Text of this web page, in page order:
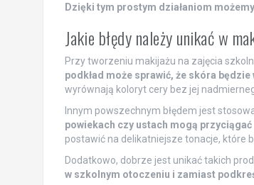
Dzięki tym prostym działaniom
Jakie błędy należy unikać w
Przy tworzeniu makijażu na zajęcia
podkład może sprawić, że skóra
wyrównają koloryt cery bez jej
Innym powszechnym błędem jest
powiekach czy ustach mogą
postawić na delikatniejsze tonacje, które
Dodatkowo, dobrze jest unikać takich
w szkolnym otoczeniu i zamiast